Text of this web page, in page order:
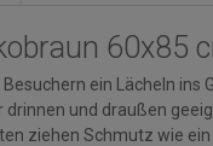
60x85
ein Lächeln ins
und draußen
ziehen Schmutz wie